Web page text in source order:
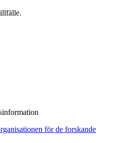
för de forskande